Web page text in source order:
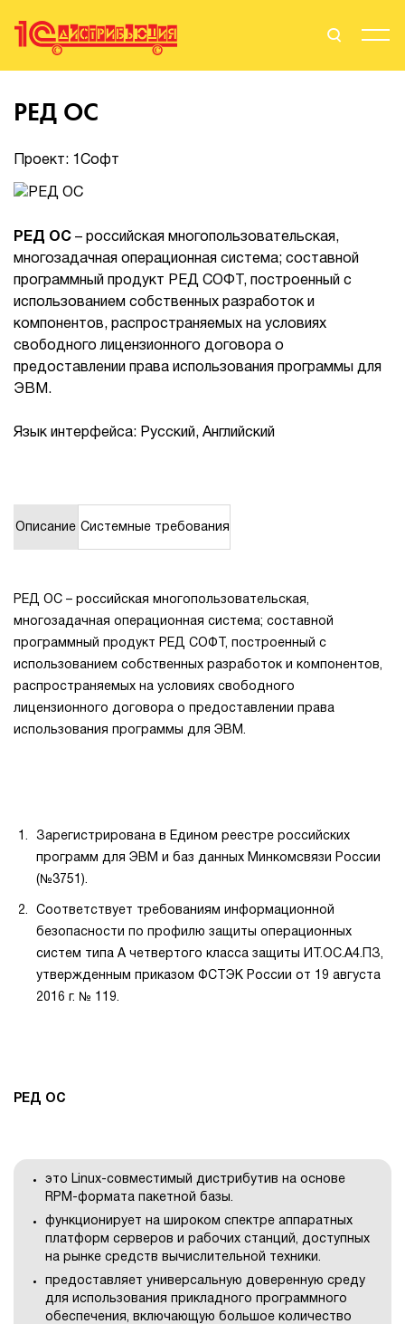
Поиск
О нас
События
Сервисы для партнеров
1Cофт
РЕД ОС
Проект: 1Софт
РЕД ОС – российская многопользовательская,
многозадачная операционная система; составной
программный продукт РЕД СОФТ, построенный с
использованием собственных разработок и
компонентов, распространяемых на условиях
свободного лицензионного договора о
предоставлении права использования программы для
ЭВМ.
Язык интерфейса: Русский, Английский
Описание Системные требования
РЕД ОС – российская многопользовательская,
многозадачная операционная система; составной
программный продукт РЕД СОФТ, построенный с
использованием собственных разработок и компонентов,
распространяемых на условиях свободного
лицензионного договора о предоставлении права
использования программы для ЭВМ.
Зарегистрирована в Едином реестре российских
программ для ЭВМ и баз данных Минкомсвязи России
(№3751).
Соответствует требованиям информационной
безопасности по профилю защиты операционных
систем типа А четвертого класса защиты ИТ.ОС.А4.ПЗ,
утвержденным приказом ФСТЭК России от 19 августа
2016 г. № 119.
РЕД ОС
это Linux-совместимый дистрибутив на основе
RPM-формата пакетной базы.
функционирует на широком спектре аппаратных
платформ серверов и рабочих станций, доступных
на рынке средств вычислительной техники.
предоставляет универсальную доверенную среду
для использования прикладного программного
обеспечения, включающую большое количество